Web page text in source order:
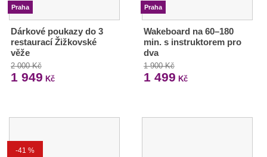
Praha
Dárkové poukazy do 3
restaurací Žižkovské
věže
2 000 Kč
1 949 Kč
Praha
Wakeboard na 60–180
min. s instruktorem pro
dva
1 900 Kč
1 499 Kč
-41 %